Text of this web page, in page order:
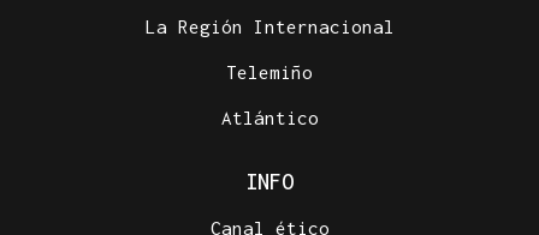
La Región Internacional
Telemiño
Atlántico
INFO
Canal ético